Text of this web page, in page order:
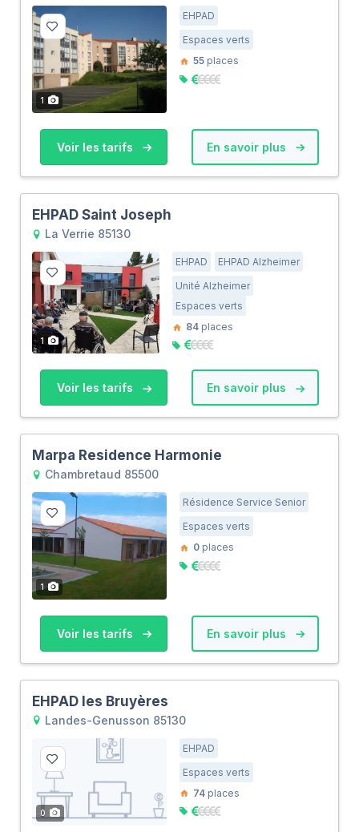
1
EHPAD
Espaces verts
55 places
Voir les tarifs En savoir plus
EHPAD Saint Joseph
La Verrie 85130
1
EHPAD
EHPAD Alzheimer
Unité Alzheimer
Espaces verts
84 places
Voir les tarifs En savoir plus
Marpa Residence Harmonie
Chambretaud 85500
1
Résidence Service Senior
Espaces verts
0 places
Voir les tarifs En savoir plus
EHPAD les Bruyères
Landes-Genusson 85130
0
EHPAD
Espaces verts
74 places